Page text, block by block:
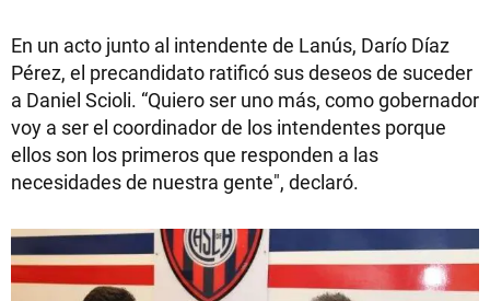
En un acto junto al intendente de Lanús, Darío Díaz
Pérez, el precandidato ratificó sus deseos de suceder
a Daniel Scioli. “Quiero ser uno más, como gobernador
voy a ser el coordinador de los intendentes porque
ellos son los primeros que responden a las
necesidades de nuestra gente", declaró.